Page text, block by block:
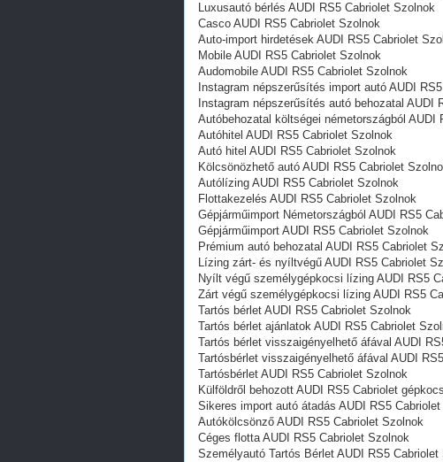
Luxusautó bérlés AUDI RS5 Cabriolet Szolnok
Casco AUDI RS5 Cabriolet Szolnok
Auto-import hirdetések AUDI RS5 Cabriolet
Mobile AUDI RS5 Cabriolet Szolnok
Audomobile AUDI RS5 Cabriolet Szolnok
Instagram népszerűsítés import autó AUDI
Instagram népszerűsítés autó behozatal AUDI
Autóbehozatal költségei németországból AUDI
Autóhitel AUDI RS5 Cabriolet Szolnok
Autó hitel AUDI RS5 Cabriolet Szolnok
Kölcsönözhető autó AUDI RS5 Cabriolet
Autólízing AUDI RS5 Cabriolet Szolnok
Flottakezelés AUDI RS5 Cabriolet Szolnok
Gépjárműimport Németországból AUDI RS5
Gépjárműimport AUDI RS5 Cabriolet Szolnok
Prémium autó behozatal AUDI RS5 Cabriolet
Lízing zárt- és nyíltvégű AUDI RS5 Cabriolet
Nyílt végű személygépkocsi lízing AUDI RS5
Zárt végű személygépkocsi lízing AUDI RS5
Tartós bérlet AUDI RS5 Cabriolet Szolnok
Tartós bérlet ajánlatok AUDI RS5 Cabriolet
Tartós bérlet visszaigényelhető áfával AUDI
Tartósbérlet visszaigényelhető áfával AUDI
Tartósbérlet AUDI RS5 Cabriolet Szolnok
Külföldről behozott AUDI RS5 Cabriolet
Sikeres import autó átadás AUDI RS5
Autókölcsönző AUDI RS5 Cabriolet Szolnok
Céges flotta AUDI RS5 Cabriolet Szolnok
Személyautó Tartós Bérlet AUDI RS5 Cabriolet